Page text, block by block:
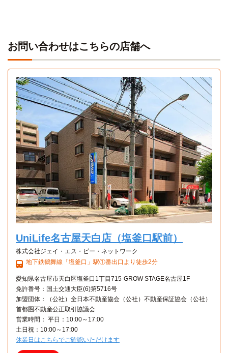
Aタイプ
1K 24㎡〜24㎡
お問い合わせはこちらの店舗へ
UniLife名古屋天白店（塩釜口駅前）
株式会社ジェイ・エス・ビー・ネットワーク
地下鉄鶴舞線「塩釜口」駅①番出口より徒歩2分
愛知県名古屋市天白区塩釜口1丁目715-GROW STAGE名古屋1F
免許番号：国土交通大臣(6)第5716号
加盟団体：（公社）全日本不動産協会（公社）不動産保証協会（公社）
首都圏不動産公正取引協議会
営業時間： 平日：10:00～17:00
土日祝：10:00～17:00
休業日はこちらでご確認いただけます